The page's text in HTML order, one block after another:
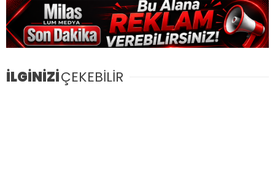
İLGİNİZİÇEKEBİLİR